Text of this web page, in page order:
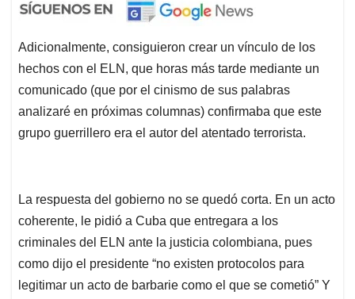
Adicionalmente, consiguieron crear un vínculo de los
hechos con el ELN, que horas más tarde mediante un
comunicado (que por el cinismo de sus palabras
analizaré en próximas columnas) confirmaba que este
grupo guerrillero era el autor del atentado terrorista.
La respuesta del gobierno no se quedó corta. En un acto
coherente, le pidió a Cuba que entregara a los
criminales del ELN ante la justicia colombiana, pues
como dijo el presidente “no existen protocolos para
legitimar un acto de barbarie como el que se cometió” Y